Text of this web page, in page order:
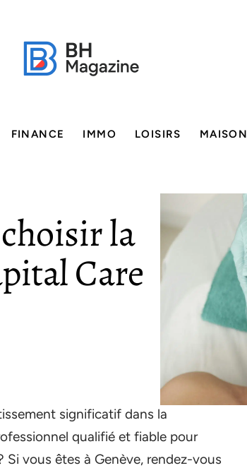
FINANCE IMMO LOISIRS MAISON
la
Care
significatif dans la
qualifié et fiable pour
vous êtes à Genève, rendez-vous